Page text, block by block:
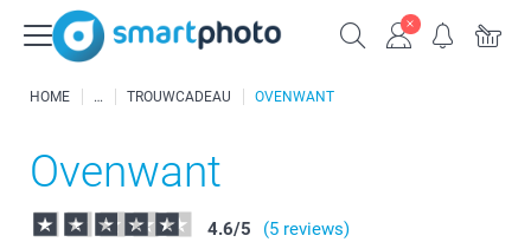
HOME TROUWCADEAU OVENWANT
Ovenwant
4.6/5 (5 reviews)